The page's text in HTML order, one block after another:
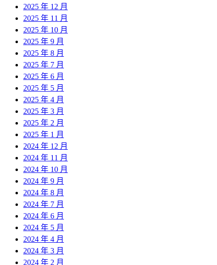
2025 年 12 月
2025 年 11 月
2025 年 10 月
2025 年 9 月
2025 年 8 月
2025 年 7 月
2025 年 6 月
2025 年 5 月
2025 年 4 月
2025 年 3 月
2025 年 2 月
2025 年 1 月
2024 年 12 月
2024 年 11 月
2024 年 10 月
2024 年 9 月
2024 年 8 月
2024 年 7 月
2024 年 6 月
2024 年 5 月
2024 年 4 月
2024 年 3 月
2024 年 2 月